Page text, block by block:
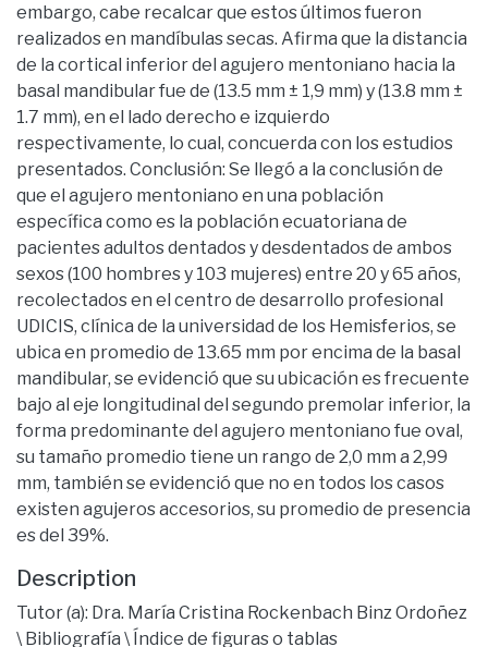
embargo, cabe recalcar que estos últimos fueron
realizados en mandíbulas secas. Afirma que la distancia
de la cortical inferior del agujero mentoniano hacia la
basal mandibular fue de (13.5 mm ± 1,9 mm) y (13.8 mm ±
1.7 mm), en el lado derecho e izquierdo
respectivamente, lo cual, concuerda con los estudios
presentados. Conclusión: Se llegó a la conclusión de
que el agujero mentoniano en una población
específica como es la población ecuatoriana de
pacientes adultos dentados y desdentados de ambos
sexos (100 hombres y 103 mujeres) entre 20 y 65 años,
recolectados en el centro de desarrollo profesional
UDICIS, clínica de la universidad de los Hemisferios, se
ubica en promedio de 13.65 mm por encima de la basal
mandibular, se evidenció que su ubicación es frecuente
bajo al eje longitudinal del segundo premolar inferior, la
forma predominante del agujero mentoniano fue oval,
su tamaño promedio tiene un rango de 2,0 mm a 2,99
mm, también se evidenció que no en todos los casos
existen agujeros accesorios, su promedio de presencia
es del 39%.
Description
Tutor (a): Dra. María Cristina Rockenbach Binz Ordoñez
\ Bibliografía \ Índice de figuras o tablas